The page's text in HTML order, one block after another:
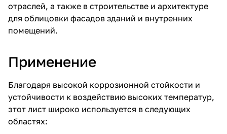
отраслей, а также в строительстве и архитектуре
для облицовки фасадов зданий и внутренних
помещений.
Применение
Благодаря высокой коррозионной стойкости и
устойчивости к воздействию высоких температур,
этот лист широко используется в следующих
областях: